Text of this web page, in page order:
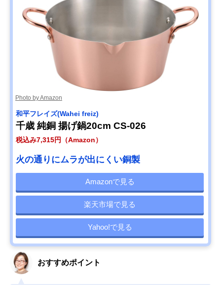
Photo by Amazon
和平フレイズ(Wahei freiz)
千歳 純銅 揚げ鍋20cm CS-026
税込み7,315円（Amazon）
火の通りにムラが出にくい銅製
Amazonで見る
楽天市場で見る
Yahoo!で見る
おすすめポイント